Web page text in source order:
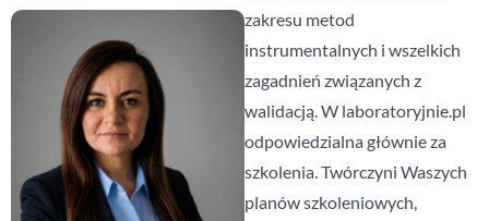
zakresu metod
instrumentalnych i wszelkich
zagadnień związanych z
walidacją. W laboratoryjnie.pl
odpowiedzialna głównie za
szkolenia. Twórczyni Waszych
planów szkoleniowych,